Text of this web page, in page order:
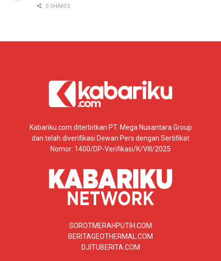
0 SHARES
Kabariku.com diterbitkan PT. Mega Nusantara Group
dan telah diverifikasi Dewan Pers dengan Sertifikat
Nomor: 1400/DP-Verifikasi/K/VIII/2025
SOROTMERAHPUTIH.COM
BERITAGEOTHERMAL.COM
DJITUBERITA.COM